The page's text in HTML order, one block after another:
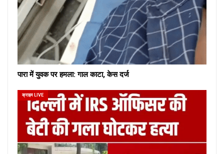
पारा में युवक पर हमला: गाल काटा, केस दर्ज
क्राइम LIVE